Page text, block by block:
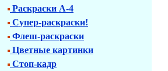
Раскраски А-4
Супер-раскраски!
Флеш-раскраски
Цветные картинки
Стоп-кадр